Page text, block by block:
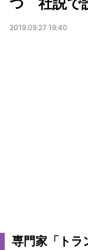
2019.09.27 19:40
専門家「トラ